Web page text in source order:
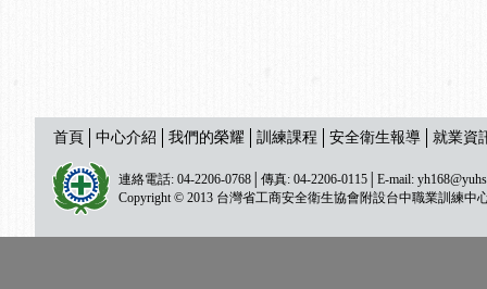
首頁 中心介紹 我們的榮耀 訓練課程 安全衛生報導 就業資
連絡電話: 04-2206-0768│傳真: 04-2206-0115│E-mail:
Copyright © 2013 台灣省工商安全衛生協會附設台中職業訓練中